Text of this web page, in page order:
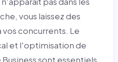
vous laissez des
concurrents. Le
et l'optimisation de
sont essentiels